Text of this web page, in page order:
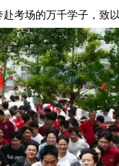
考场的万千学子，致